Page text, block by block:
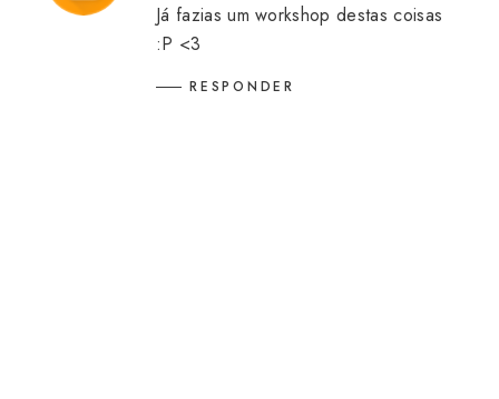
Já fazias um workshop destas coisas
:P <3
RESPONDER